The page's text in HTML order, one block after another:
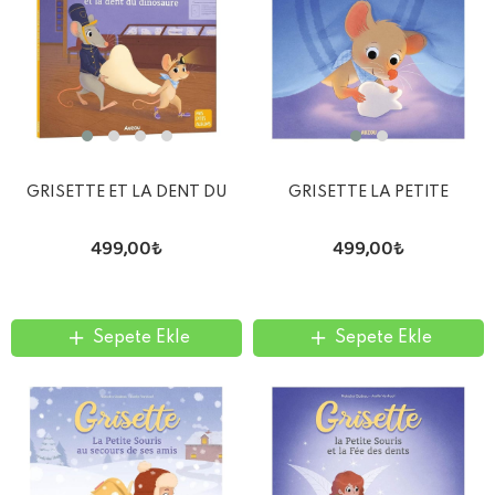
GRISETTE ET LA DENT DU
499,00₺
Sepete Ekle
GRISETTE LA PETITE
499,00₺
Sepete Ekle